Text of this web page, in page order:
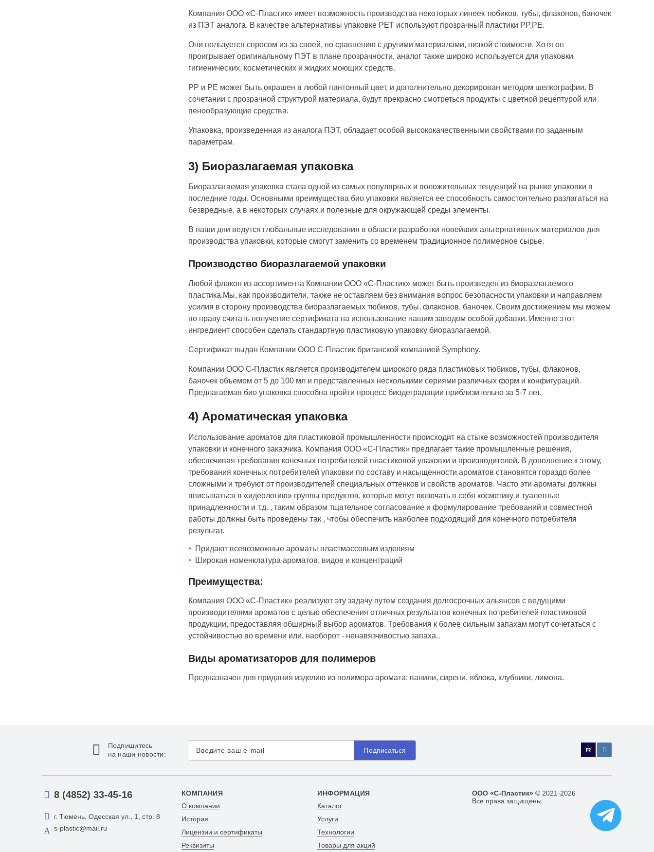
Компания ООО «С-Пластик» имеет возможность производства некоторых линеек тюбиков, тубы, флаконов, баночек
из ПЭТ аналога. В качестве альтернативы упаковке PET используют прозрачный пластики PP,PE.
Они пользуется спросом из-за своей, по сравнению с другими материалами, низкой стоимости. Хотя он
проигрывает оригинальному ПЭТ в плане прозрачности, аналог также широко используется для упаковки
гигиенических, косметических и жидких моющих средств.
PP и PE может быть окрашен в любой пантонный цвет, и дополнительно декорирован методом шелкографии. В
сочетании с прозрачной структурой материала, будут прекрасно смотреться продукты с цветной рецептурой или
пенообразующие средства.
Упаковка, произведенная из аналога ПЭТ, обладает особой высококачественными свойствами по заданным
параметрам.
3) Биоразлагаемая упаковка
Биоразлагаемая упаковка стала одной из самых популярных и положительных тенденций на рынке упаковки в
последние годы. Основными преимущества био упаковки является ее способность самостоятельно разлагаться на
безвредные, а в некоторых случаях и полезные для окружающей среды элементы.
В наши дни ведутся глобальные исследования в области разработки новейших альтернативных материалов для
производства упаковки, которые смогут заменить со временем традиционное полимерное сырье.
Производство биоразлагаемой упаковки
Любой флакон из ассортимента Компании ООО «С-Пластик» может быть произведен из биоразлагаемого
пластика.Мы, как производители, также не оставляем без внимания вопрос безопасности упаковки и направляем
усилия в сторону производства биоразлагаемых тюбиков, тубы, флаконов, баночек. Своим достижением мы можем
по праву считать получение сертификата на использование нашим заводом особой добавки. Именно этот
ингредиент способен сделать стандартную пластиковую упаковку биоразлагаемой.
Сертификат выдан Компании ООО С-Пластик британской компанией Symphony.
Компании ООО С-Пластик является производителем широкого ряда пластиковых тюбиков, тубы, флаконов,
баночек объемом от 5 до 100 мл и представленных несколькими сериями различных форм и конфигураций.
Предлагаемая био упаковка способна пройти процесс биодеградации приблизительно за 5-7 лет.
4) Ароматическая упаковка
Использование ароматов для пластиковой промышленности происходит на стыке возможностей производителя
упаковки и конечного заказчика. Компания ООО «С-Пластик» предлагает такие промышленные решения,
обеспечивая требования конечных потребителей пластиковой упаковки и производителей. В дополнение к этому,
требования конечных потребителей упаковки по составу и насыщенности ароматов становятся гораздо более
сложными и требуют от производителей специальных оттенков и свойств ароматов. Часто эти ароматы должны
вписываться в «идеологию» группы продуктов, которые могут включать в себя косметику и туалетные
принадлежности и т.д. , таким образом тщательное согласование и формулирование требований и совместной
работы должны быть проведены так , чтобы обеспечить наиболее подходящий для конечного потребителя
результат.
Придают всевозможные ароматы пластмассовым изделиям
Широкая номенклатура ароматов, видов и концентраций
Преимущества:
Компания ООО «С-Пластик» реализуют эту задачу путем создания долгосрочных альянсов с ведущими
производителями ароматов с целью обеспечения отличных результатов конечных потребителей пластиковой
продукции, предоставляя обширный выбор ароматов. Требования к более сильным запахам могут сочетаться с
устойчивостью во времени или, наоборот - ненавязчивостью запаха..
Виды ароматизаторов для полимеров
Предназначен для придания изделию из полимера аромата: ванили, сирени, яблока, клубники, лимона.
Подпишитесь
на наши новости:
Подписаться
8 (4852) 33-45-16
г. Тюмень, Одесская ул., 1, стр. 8
s-plastic@mail.ru
КОМПАНИЯ
О компании
История
Лицензии и сертификаты
Реквизиты
ИНФОРМАЦИЯ
Каталог
Услуги
Технологии
Товары для акций
ООО «С-Пластик» © 2021-2026
Все права защищены